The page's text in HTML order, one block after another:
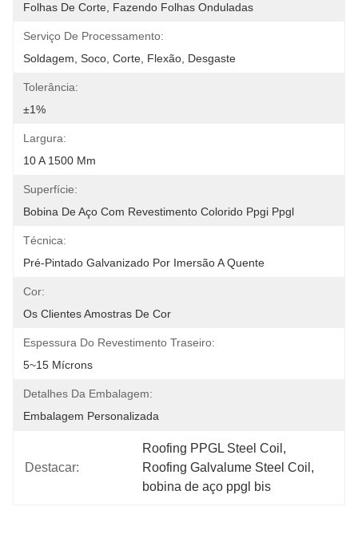
Folhas De Corte, Fazendo Folhas Onduladas
Serviço De Processamento:
Soldagem, Soco, Corte, Flexão, Desgaste
Tolerância:
±1%
Largura:
10 A 1500 Mm
Superfície:
Bobina De Aço Com Revestimento Colorido Ppgi Ppgl
Técnica:
Pré-Pintado Galvanizado Por Imersão A Quente
Cor:
Os Clientes Amostras De Cor
Espessura Do Revestimento Traseiro:
5~15 Mícrons
Detalhes Da Embalagem:
Embalagem Personalizada
Destacar:
Roofing PPGL Steel Coil ,
Roofing Galvalume Steel Coil ,
bobina de aço ppgl bis